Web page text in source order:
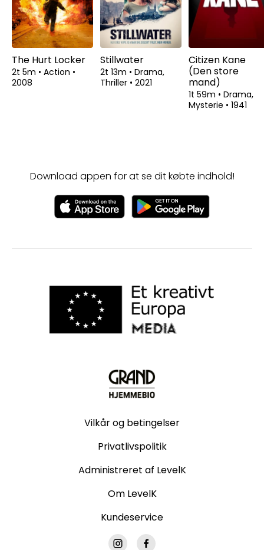
The Hurt Locker
2t 5m • Action •
2008
Stillwater
2t 13m • Drama,
Thriller • 2021
Citizen Kane
(Den store
mand)
1t 59m • Drama,
Mysterie • 1941
Download appen for at se dit købte indhold!
Vilkår og betingelser
Privatlivspolitik
Administreret af LevelK
Om LevelK
Kundeservice